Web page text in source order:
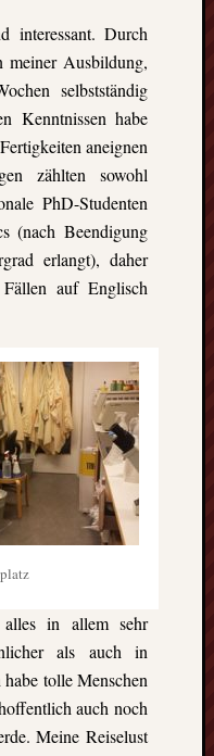
interessant. Durch
meiner Ausbildung,
selbstständig
Kenntnissen habe
aneignen
zählten sowohl
PhD-Studenten
(nach Beendigung
erlangt), daher
auf Englisch
in allem sehr
als auch in
tolle Menschen
auch noch
Meine Reiselust